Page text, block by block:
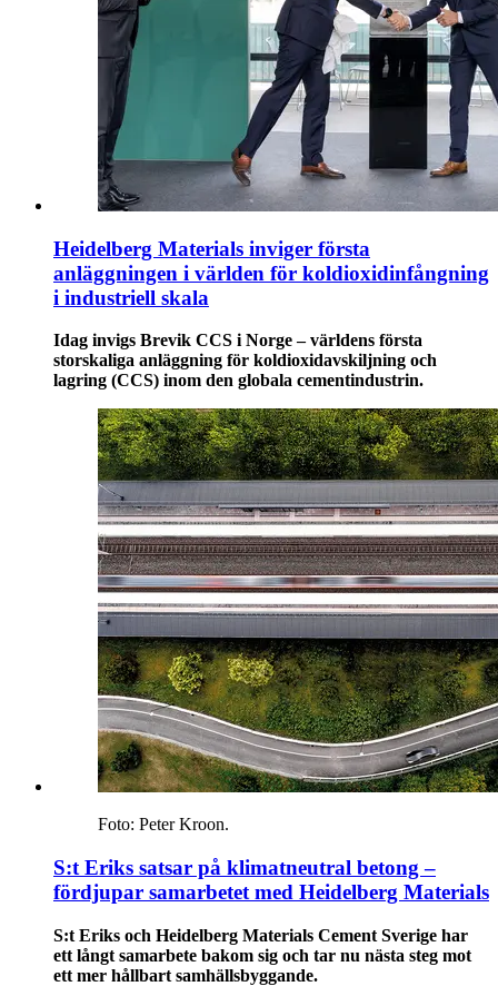
Heidelberg Materials inviger första
anläggningen i världen för koldioxidinfångning
i industriell skala
Idag invigs Brevik CCS i Norge – världens första
storskaliga anläggning för koldioxidavskiljning och
lagring (CCS) inom den globala cementindustrin.
Foto: Peter Kroon.
S:t Eriks satsar på klimatneutral betong –
fördjupar samarbetet med Heidelberg Materials
S:t Eriks och Heidelberg Materials Cement Sverige har
ett långt samarbete bakom sig och tar nu nästa steg mot
ett mer hållbart samhällsbyggande.